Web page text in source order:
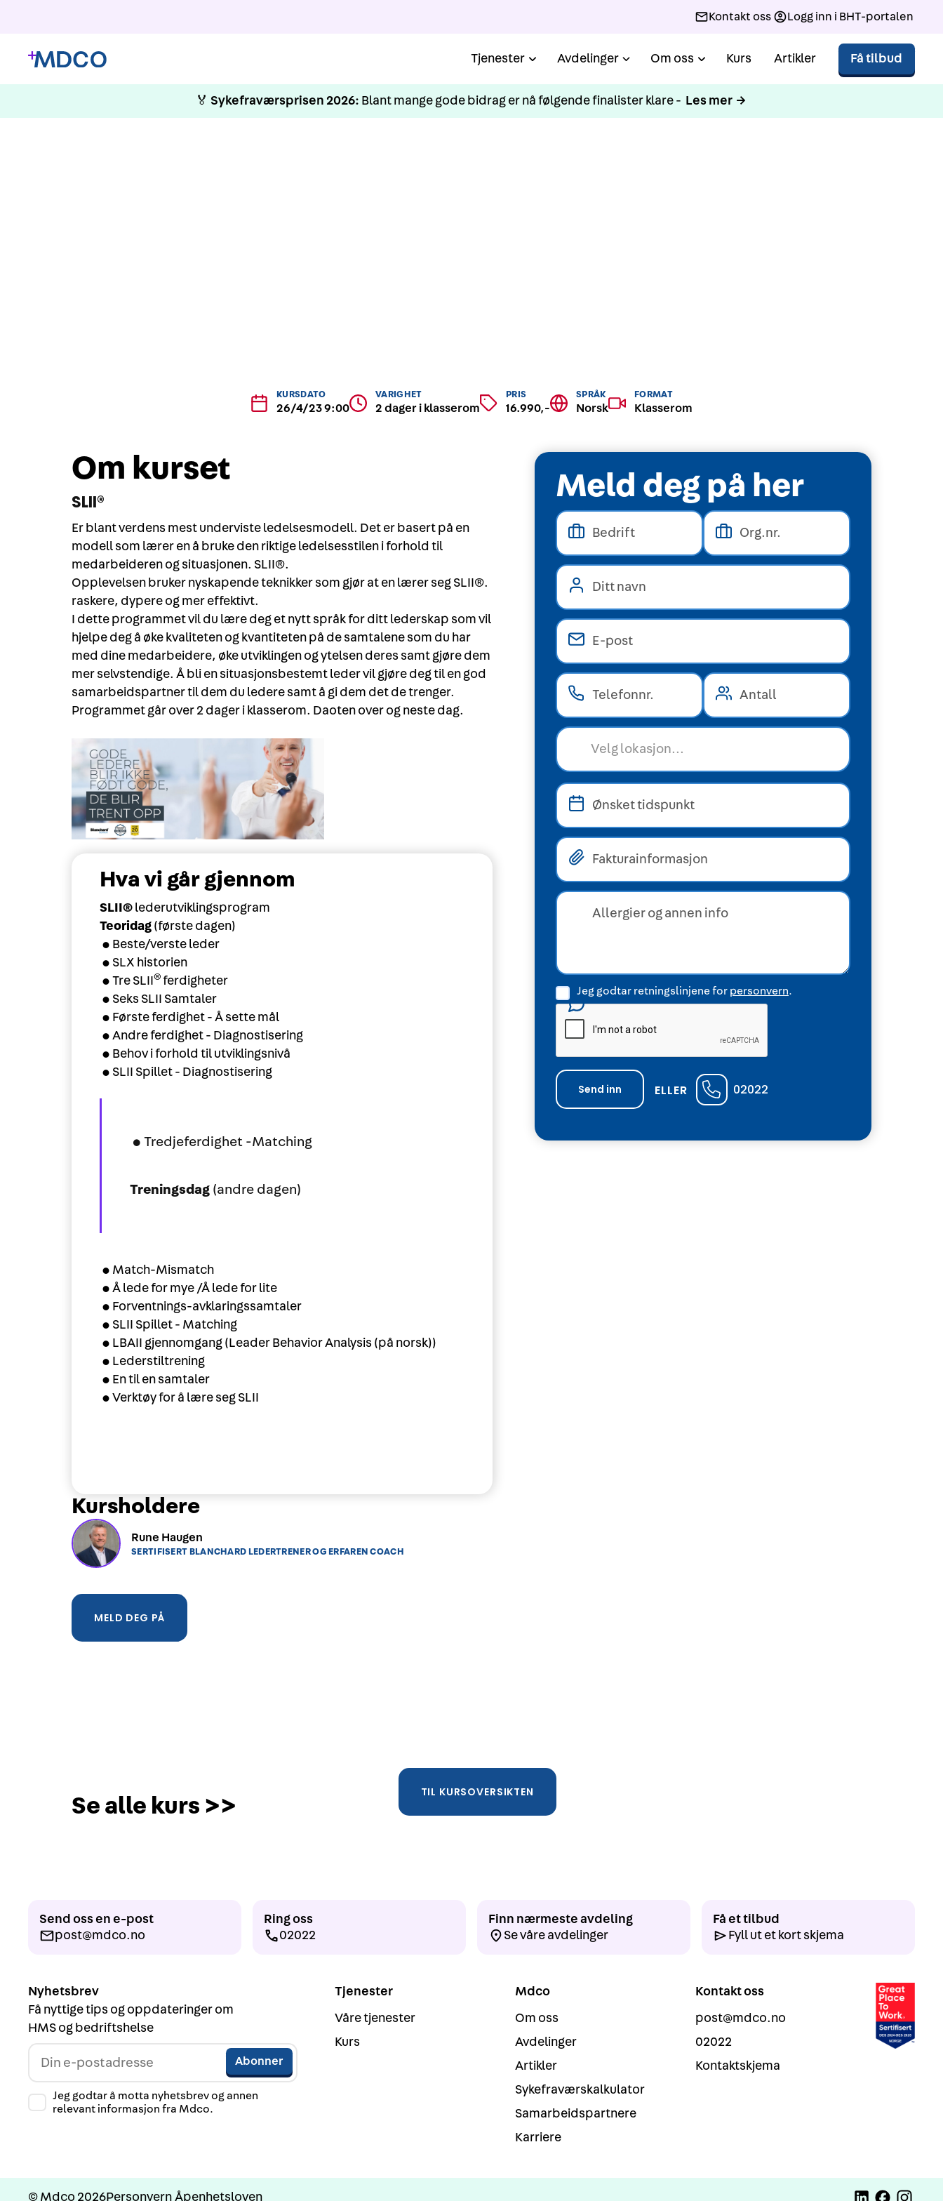
Kontakt oss Logg inn i BHT-portalen
Tjenester Avdelinger Om oss Kurs Artikler Få tilbud
🏅 Sykefraværsprisen 2026: Blant mange gode bidrag er nå følgende finalister klare - Les mer →
KURSDATO
26/4/23 9:00
VARIGHET
2 dager i klasserom
PRIS
16.990,-
SPRÅK
Norsk
FORMAT
Klasserom
Om kurset
SLII®
Er blant verdens mest underviste ledelsesmodell. Det er basert på en
modell som lærer en å bruke den riktige ledelsesstilen i forhold til
medarbeideren og situasjonen. SLII®.
Opplevelsen bruker nyskapende teknikker som gjør at en lærer seg SLII®.
raskere, dypere og mer effektivt.
I dette programmet vil du lære deg et nytt språk for ditt lederskap som vil
hjelpe deg å øke kvaliteten og kvantiteten på de samtalene som du har
med dine medarbeidere, øke utviklingen og ytelsen deres samt gjøre dem
mer selvstendige. Å bli en situasjonsbestemt leder vil gjøre deg til en god
samarbeidspartner til dem du ledere samt å gi dem det de trenger.
Programmet går over 2 dager i klasserom. Daoten over og neste dag.
Hva vi går gjennom
SLII® lederutviklingsprogram
Teoridag (første dagen)
•Beste/verste leder
•SLX historien
•Tre SLII® ferdigheter
•Seks SLII Samtaler
•Første ferdighet - Å sette mål
•Andre ferdighet - Diagnostisering
•Behov i forhold til utviklingsnivå
•SLII Spillet - Diagnostisering
•Tredjeferdighet -Matching
Treningsdag (andre dagen)
•Match-Mismatch
•Å lede for mye /Å lede for lite
•Forventnings-avklaringssamtaler
•SLII Spillet - Matching
•LBAII gjennomgang (Leader Behavior Analysis (på norsk))
•Lederstiltrening
•En til en samtaler
•Verktøy for å lære seg SLII
Kursholdere
Rune Haugen
SERTIFISERT BLANCHARD LEDERTRENER OG ERFAREN COACH
MELD DEG PÅ
Meld deg på her
Jeg godtar retningslinjene for personvern.
ELLER 02022
Se alle kurs >>
TIL KURSOVERSIKTEN
Send oss en e-post
post@mdco.no
Ring oss
02022
Finn nærmeste avdeling
Se våre avdelinger
Få et tilbud
Fyll ut et kort skjema
Nyhetsbrev
Få nyttige tips og oppdateringer om
HMS og bedriftshelse
Jeg godtar å motta nyhetsbrev og annen
relevant informasjon fra Mdco.
Tjenester
Våre tjenester
Kurs
Mdco
Om oss
Avdelinger
Artikler
Sykefraværskalkulator
Samarbeidspartnere
Karriere
Kontakt oss
post@mdco.no
02022
Kontaktskjema
© Mdco 2026Personvern Åpenhetsloven